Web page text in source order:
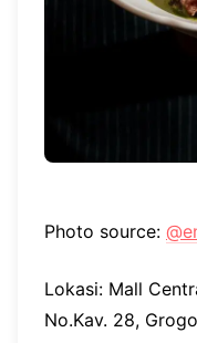
Photo source:
Lokasi: Mall
No.Kav. 28,